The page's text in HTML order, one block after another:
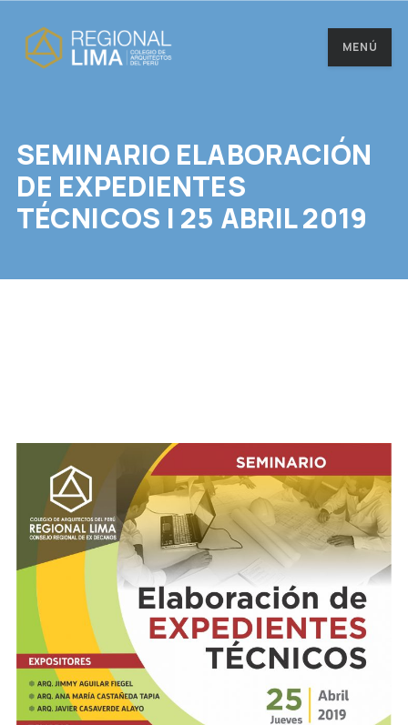
MENÚ
SEMINARIO ELABORACIÓN
DE EXPEDIENTES
TÉCNICOS | 25 ABRIL 2019